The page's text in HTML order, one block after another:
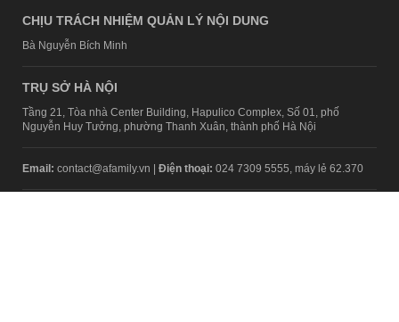
CHỊU TRÁCH NHIỆM QUẢN LÝ NỘI DUNG
Bà Nguyễn Bích Minh
TRỤ SỞ HÀ NỘI
Tầng 21, Tòa nhà Center Building, Hapulico Complex, Số 01, phố
Nguyễn Huy Tưởng, phường Thanh Xuân, thành phố Hà Nội
Email: contact@afamily.vn | Điện thoại: 024 7309 5555, máy lẻ 62.370